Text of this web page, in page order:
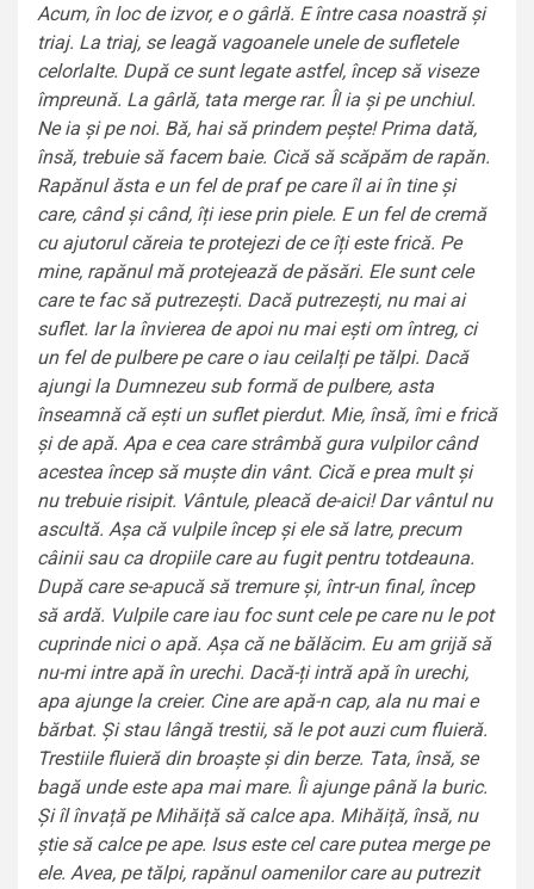
Acum, în loc de izvor, e o gârlă. E între casa noastră și
triaj. La triaj, se leagă vagoanele unele de sufletele
celorlalte. După ce sunt legate astfel, încep să viseze
împreună. La gârlă, tata merge rar. Îl ia și pe unchiul.
Ne ia și pe noi. Bă, hai să prindem pește! Prima dată,
însă, trebuie să facem baie. Cică să scăpăm de rapăn.
Rapănul ăsta e un fel de praf pe care îl ai în tine și
care, când și când, îți iese prin piele. E un fel de cremă
cu ajutorul căreia te protejezi de ce îți este frică. Pe
mine, rapănul mă protejează de păsări. Ele sunt cele
care te fac să putrezești. Dacă putrezești, nu mai ai
suflet. Iar la învierea de apoi nu mai ești om întreg, ci
un fel de pulbere pe care o iau ceilalți pe tălpi. Dacă
ajungi la Dumnezeu sub formă de pulbere, asta
înseamnă că ești un suflet pierdut. Mie, însă, îmi e frică
și de apă. Apa e cea care strâmbă gura vulpilor când
acestea încep să muște din vânt. Cică e prea mult și
nu trebuie risipit. Vântule, pleacă de-aici! Dar vântul nu
ascultă. Așa că vulpile încep și ele să latre, precum
câinii sau ca dropiile care au fugit pentru totdeauna.
După care se-apucă să tremure și, într-un final, încep
să ardă. Vulpile care iau foc sunt cele pe care nu le pot
cuprinde nici o apă. Așa că ne bălăcim. Eu am grijă să
nu-mi intre apă în urechi. Dacă-ți intră apă în urechi,
apa ajunge la creier. Cine are apă-n cap, ala nu mai e
bărbat. Și stau lângă trestii, să le pot auzi cum fluieră.
Trestiile fluieră din broaște și din berze. Tata, însă, se
bagă unde este apa mai mare. Îi ajunge până la buric.
Și îl învață pe Mihăiță să calce apa. Mihăiță, însă, nu
știe să calce pe ape. Isus este cel care putea merge pe
ele. Avea, pe tălpi, rapănul oamenilor care au putrezit